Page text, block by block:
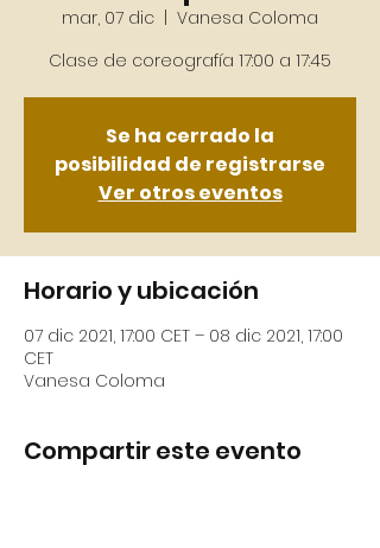
mar, 07 dic
  |
Vanesa Coloma
Se ha cerrado la
posibilidad de registrarse
Ver otros eventos
Horario y ubicación
07 dic 2021, 17:00 CET – 08 dic 2021, 17:00
CET
Vanesa Coloma
Compartir este evento